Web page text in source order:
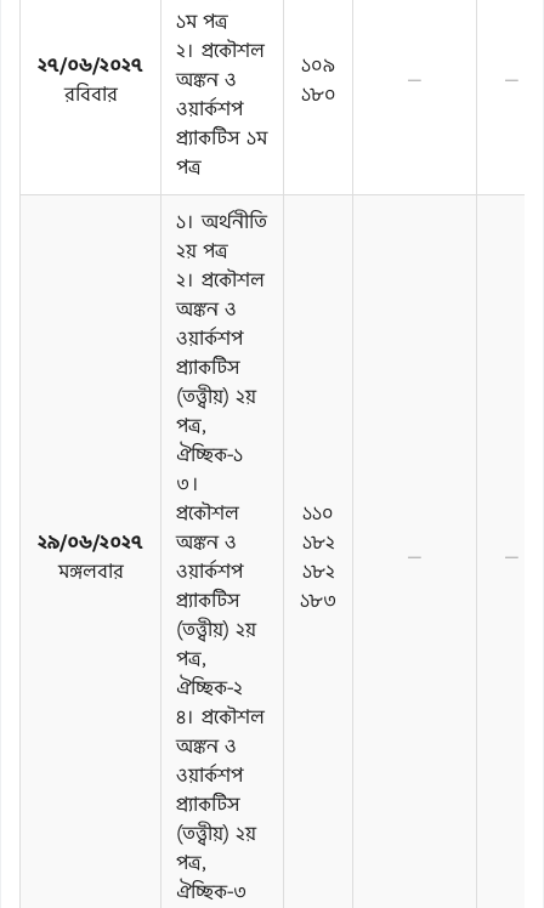
২৭/০৬/২০২৭
রবিবার
১ম পত্র
২। প্রকৌশল
অঙ্কন ও
ওয়ার্কশপ
প্র্যাকটিস ১ম
পত্র
১০৯
১৮০
— —
২৯/০৬/২০২৭
মঙ্গলবার
১। অর্থনীতি
২য় পত্র
২। প্রকৌশল
অঙ্কন ও
ওয়ার্কশপ
প্র্যাকটিস
(তত্ত্বীয়) ২য়
পত্র,
ঐচ্ছিক-১
৩।
প্রকৌশল
অঙ্কন ও
ওয়ার্কশপ
প্র্যাকটিস
(তত্ত্বীয়) ২য়
পত্র,
ঐচ্ছিক-২
৪। প্রকৌশল
অঙ্কন ও
ওয়ার্কশপ
প্র্যাকটিস
(তত্ত্বীয়) ২য়
পত্র,
ঐচ্ছিক-৩
১১০
১৮২
১৮২
১৮৩
— —